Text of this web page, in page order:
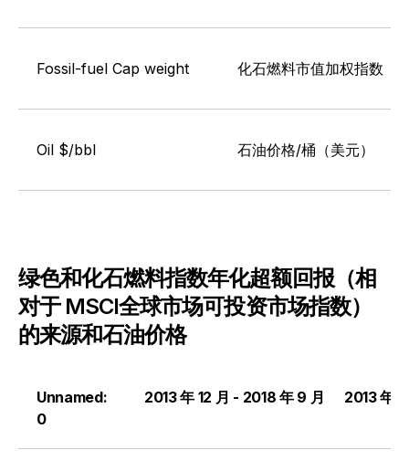
Fossil-fuel Cap weight 化石燃料市值加权指数
Oil $/bbl 石油价格/桶（美元）
绿色和化石燃料指数年化超额回报（相
对于 MSCI全球市场可投资市场指数）
的来源和石油价格
Unnamed:
0
2013 年 12 月 - 2018 年 9 月 2013 年